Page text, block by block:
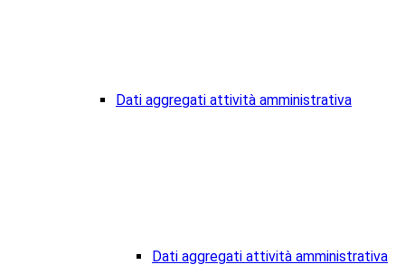
Dati aggregati attività amministrativa
Dati aggregati attività amministrativa